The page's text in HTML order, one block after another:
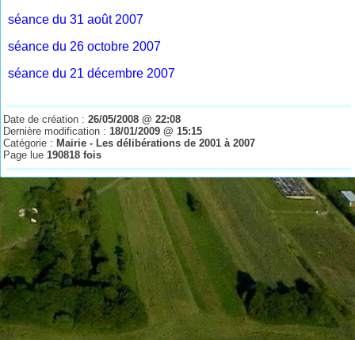
séance du 31 août 2007
séance du 26 octobre 2007
séance du 21 décembre 2007
Date de création :26/05/2008 @ 22:08
Dernière modification :18/01/2009 @ 15:15
Catégorie : Mairie - Les délibérations de 2001 à 2007
Page lue190818 fois